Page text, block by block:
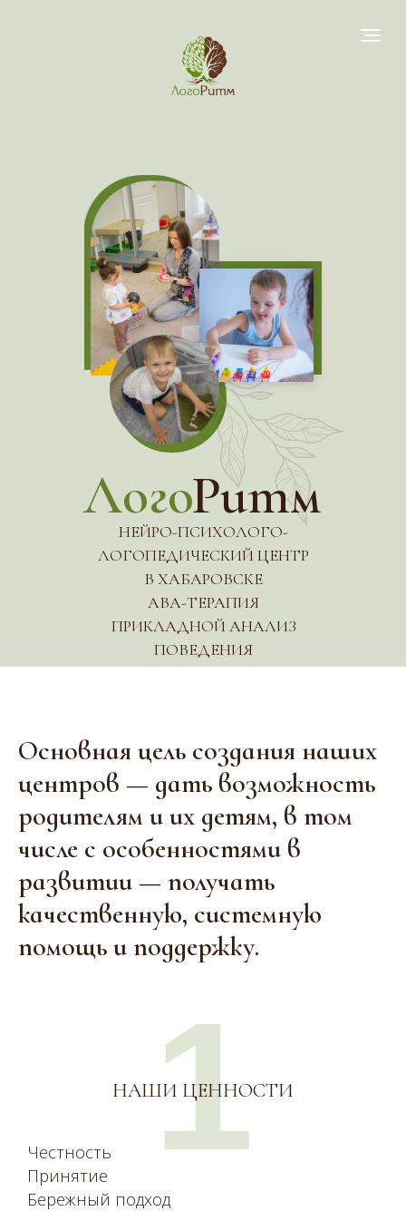
Ритм
Лого
НЕЙРО-ПСИХОЛОГО-
ЛОГОПЕДИЧЕСКИЙ ЦЕНТР
В ХАБАРОВСКЕ
АВА-ТЕРАПИЯ
ПРИКЛАДНОЙ АНАЛИЗ
ПОВЕДЕНИЯ
Основная цель создания наших
центров — дать возможность
родителям и их детям, в том
числе с особенностями в
развитии — получать
качественную, системную
помощь и поддержку.
НАШИ ЦЕННОСТИ
Честность
Принятие
Бережный подход
1